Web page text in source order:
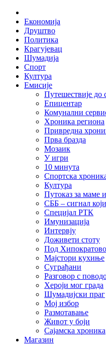
Skip
content
Економија
Друштво
Политика
Крагујевац
Шумадија
Спорт
Култура
Емисије
Путешествије до
Епицентар
Комунални
Хроника региона
Привредна
Прва бразда
Мозаик
У игри
10 минута
Спортска
Култура
Путоказ за маме
СББ – сигнал
Специјал РТК
Имунизација
Интервју
Доживети стоту
Под
Мајстори кухиње
Суграђани
Разговор с
Хероји мог града
Шумадијски праг
Мој избор
Размотавање
Живот у боји
Сајамска хроника
Магазин